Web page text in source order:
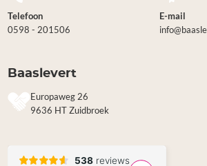
Telefoon
0598 - 201506
E-mail
Baaslevert
Europaweg 26
9636 HT Zuidbroek